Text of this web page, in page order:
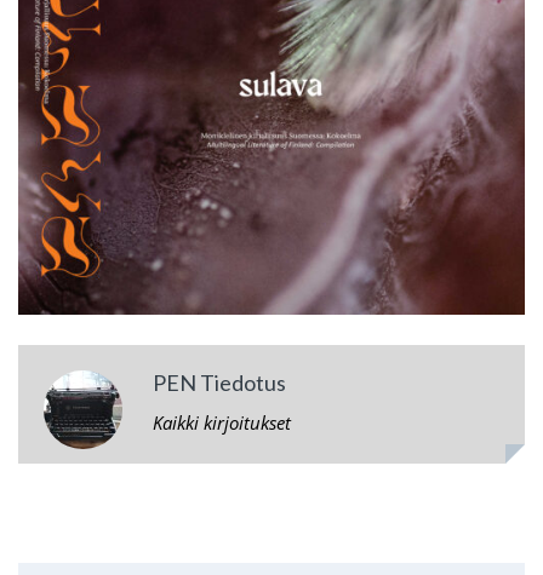
PEN Tiedotus
Kaikki kirjoitukset